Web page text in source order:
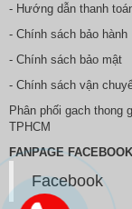
- Hướng dẫn thanh
- Chính sách bảo hành
- Chính sách bảo mật
- Chính sách vận
Phân phối gach thong
TPHCM
FANPAGE FACEBOOK
Facebook